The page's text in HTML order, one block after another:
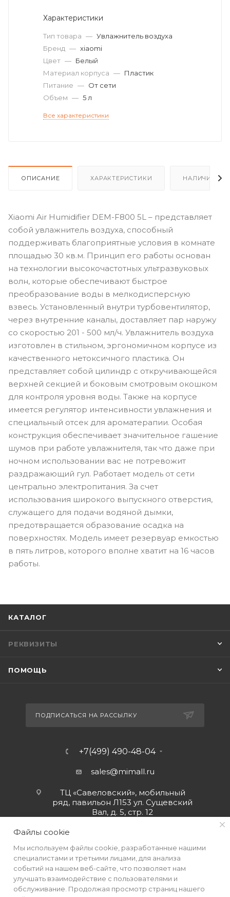
Характеристики
Тип товара — Увлажнитель воздуха
Бренд — xiaomi
Цвет — Белый
Материал корпуса — Пластик
Питание — От сети
Объем — 5 л
Все характеристики
ОПИСАНИЕ ХАРАКТЕРИСТИКИ НАЛИЧИЕ
Xiaomi Air Humidifier DEM-F800 5L – представляет
собой увлажнитель воздуха, способный
поддерживать благоприятные условия в комнате
площадью 30 кв.м. Принцип его работы основан
на технологии высокочастотных ультразвуковых
волн, которые обеспечивают быстрое
преобразование воды в мелкодисперсную
взвесь. Установленный внутри турбовентилятор,
через внутренние каналы, доставляет пар наружу
со скоростью 201 - 500 мл/ч. Увлажнитель воздуха
изготовлен в стильном, эргономичном корпусе из
качественного нетоксичного пластика. Он
представляет собой цилиндр с откручивающейся
верхней секцией и боковым смотровым окошком
для контроля уровня воды. Также на корпусе
имеется регулятор интенсивности увлажнения и
специальный отсек для ароматерапии. Особая
конструкция обеспечивает значительное гашение
шумов при работе увлажнителя, так что даже при
ночном использовании вас не потревожит
раздражающий гул. Работает модель от сети
центрально электропитания. За счет
использования широкого выпускного отверстия,
служащего для подачи водяной дымки,
предотвращается образование осадка на
поверхностях. Модель имеет резервуар емкостью
в пять литров, которого вполне хватит на 16 часов
работы.
КАТАЛОГ
РЕКВИЗИТЫ
ПОМОЩЬ
ПОДПИСАТЬСЯ НА РАССЫЛКУ
+7(499) 490-48-04
sales@mimall.ru
ТЦ «Савеловский», мобильный
ряд, павильон Л153 ул. Сущевский
Вал, д. 5, стр. 12
Файлы cookie
Мы используем файлы cookie, разработанные нашими
специалистами и третьими лицами, для анализа
событий на нашем веб-сайте, что позволяет нам
улучшать взаимодействие с пользователями и
обслуживание. Продолжая просмотр страниц нашего